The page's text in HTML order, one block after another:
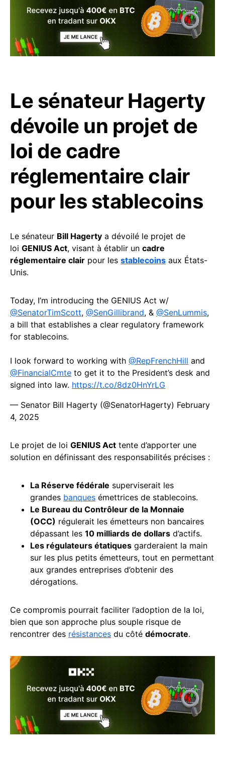
Le sénateur Hagerty
dévoile un projet de
loi de cadre
réglementaire clair
pour les stablecoins
Le sénateur Bill Hagerty a dévoilé le projet de
loi GENIUS Act, visant à établir un cadre
réglementaire clair pour les stablecoins aux États-
Unis.
Today, I’m introducing the GENIUS Act w/
@SenatorTimScott, @SenGillibrand, & @SenLummis,
a bill that establishes a clear regulatory framework
for stablecoins.
I look forward to working with @RepFrenchHill and
@FinancialCmte to get it to the President’s desk and
signed into law. https://t.co/8dz0HnYrLG
— Senator Bill Hagerty (@SenatorHagerty) February
4, 2025
Le projet de loi GENIUS Act tente d’apporter une
solution en définissant des responsabilités précises :
La Réserve fédérale superviserait les
grandes banques émettrices de stablecoins.
Le Bureau du Contrôleur de la Monnaie
(OCC) régulerait les émetteurs non bancaires
dépassant les 10 milliards de dollars d’actifs.
Les régulateurs étatiques garderaient la main
sur les plus petits émetteurs, tout en permettant
aux grandes entreprises d’obtenir des
dérogations.
Ce compromis pourrait faciliter l’adoption de la loi,
bien que son approche plus souple risque de
rencontrer des résistances du côté démocrate.